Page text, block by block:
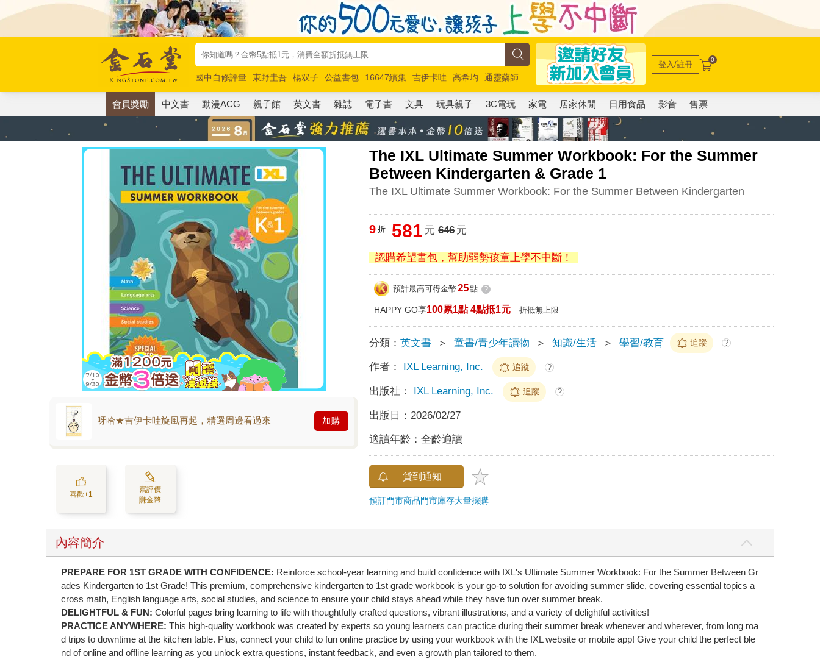
國中自修評量 東野圭吾 楊双子 公益書包 16647續集 吉伊卡哇 高希均
通靈藥師
唯紅花綻放
奧德賽 路邊攤新作 馬斯克 玩具總動員5 超慢跑
登入/註冊 0
會員獎勵 中文書 動漫ACG 親子館 英文書 雜誌 電子書 文具 玩具親子 3C電玩 家電 居家休閒 日用食品 影音 售票
The IXL Ultimate Summer Workbook: For the Summer
Between Kindergarten & Grade 1
The IXL Ultimate Summer Workbook: For the Summer Between Kindergarten
呀哈★吉伊卡哇旋風再起，精選周邊看過來 加購
喜歡+1
寫評價
賺金幣
9 折 581 元 646元
認購希望書包，幫助弱勢孩童上學不中斷！
預計最高可得金幣 25點 ?
HAPPY GO享100累1點 4點抵1元 折抵無上限
分類：英文書 ＞ 童書/青少年讀物 ＞ 知識/生活 ＞ 學習/教育 追蹤 ?
作者： IXL Learning, Inc. 追蹤 ?
出版社： IXL Learning, Inc. 追蹤 ?
出版日： 2026/02/27
適讀年齡：全齡適讀
貨到通知
預訂門市商品門市庫存大量採購
內容簡介
PREPARE FOR 1ST GRADE WITH CONFIDENCE: Reinforce school-year learning and build confidence with IXL's Ultimate Summer Workbook: For the Summer Between Gr
ades Kindergarten to 1st Grade! This premium, comprehensive kindergarten to 1st grade workbook is your go-to solution for avoiding summer slide, covering essential topics a
cross math, English language arts, social studies, and science to ensure your child stays ahead while they have fun over summer break.
DELIGHTFUL & FUN:Colorful pages bring learning to life with thoughtfully crafted questions, vibrant illustrations, and a variety of delightful activities!
PRACTICE ANYWHERE:This high-quality workbook was created by experts so young learners can practice during their summer break whenever and wherever, from long roa
d trips to downtime at the kitchen table. Plus, connect your child to fun online practice by using your workbook with the IXL website or mobile app! Give your child the perfect ble
nd of online and offline learning as you unlock extra questions, instant feedback, and even a growth plan tailored to them.